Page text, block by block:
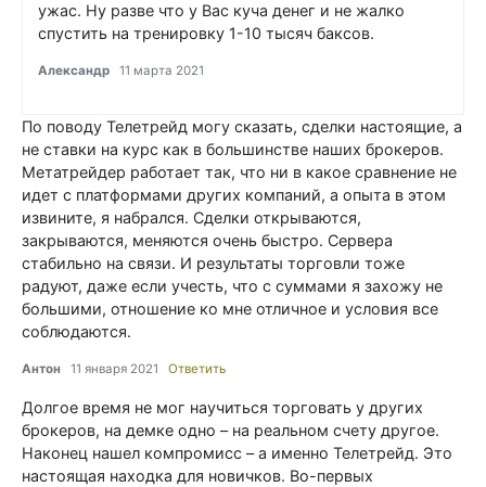
ужас. Ну разве что у Вас куча денег и не жалко
спустить на тренировку 1-10 тысяч баксов.
Александр 11 марта 2021
По поводу Телетрейд могу сказать, сделки настоящие, а
не ставки на курс как в большинстве наших брокеров.
Метатрейдер работает так, что ни в какое сравнение не
идет с платформами других компаний, а опыта в этом
извините, я набрался. Сделки открываются,
закрываются, меняются очень быстро. Сервера
стабильно на связи. И результаты торговли тоже
радуют, даже если учесть, что с суммами я захожу не
большими, отношение ко мне отличное и условия все
соблюдаются.
Антон 11 января 2021 Ответить
Долгое время не мог научиться торговать у других
брокеров, на демке одно – на реальном счету другое.
Наконец нашел компромисс – а именно Телетрейд. Это
настоящая находка для новичков. Во-первых